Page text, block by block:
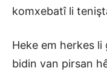
komxebatî li
Heke em herkes li
bidin van pirsan